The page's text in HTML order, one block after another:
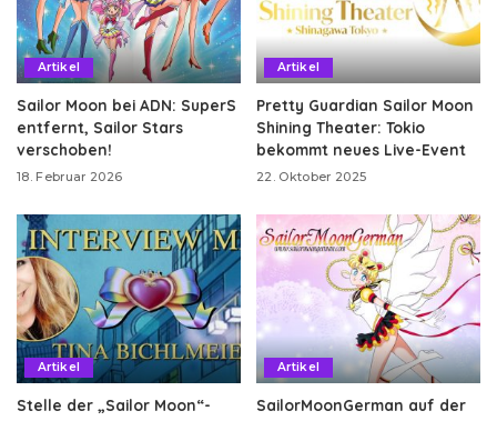
Artikel
Sailor Moon bei ADN: SuperS
entfernt, Sailor Stars
verschoben!
18. Februar 2026
Artikel
Pretty Guardian Sailor Moon
Shining Theater: Tokio
bekommt neues Live-Event
22. Oktober 2025
Artikel
Stelle der „Sailor Moon“-
Artikel
SailorMoonGerman auf der